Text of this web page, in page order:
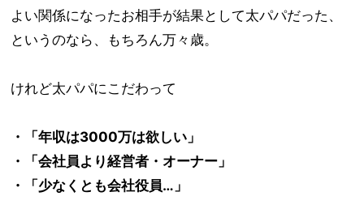
よい関係になったお相手が結果として太パパだった、
というのなら、もちろん万々歳。
けれど太パパにこだわって
・「年収は3000万は欲しい」
・「会社員より経営者・オーナー」
・「少なくとも会社役員…」